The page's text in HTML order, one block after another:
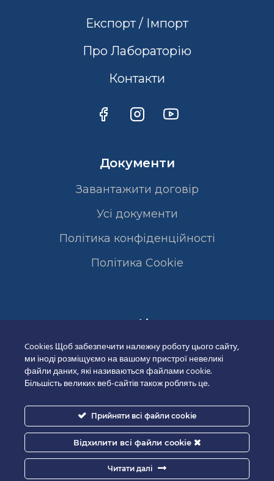
Експорт / Імпорт
Про Лабораторію
Контакти
Документи
Завантажити договір
Усі документи
Політика конфіденційності
Полiтика Cookie
Сертифікати
Cookies Щоб забезпечити належну роботу цього сайту,
ми іноді розміщуємо на вашому пристрої невеликі
файли даних, які називаються файлами cookie.
Більшість великих веб-сайтів також роблять це.
Прийняти всі файли cookie
Відхилити всі файли cookie
Читати далі